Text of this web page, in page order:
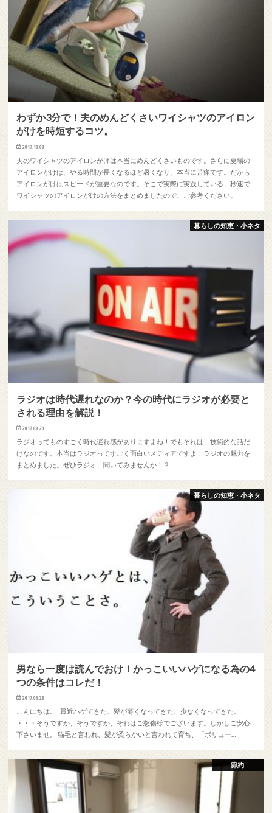
わずか3分で！夫のめんどくさいワイシャツのアイロン
がけを時短するコツ。
2017.10.08
夫のワイシャツのアイロンがけは本当にめんどくさいものです。さらに夏場の
アイロンがけは、やる時間が長くなるほど暑くなり、本当に苦痛です。だから
アイロンがけはスピードが重要なのです。そこで実際に実践している、秒速で
ワイシャツのアイロンがけの方法をまとめましたので、ご参考ください。
暮らしの知恵・小ネタ
ラジオは時代遅れなのか？今の時代にラジオが必要と
される理由を解説！
2017.08.23
ラジオってものすごく時代遅れ感がありますよね！でもそれは、技術的な話だ
けなのです。本当はラジオってすごく面白いメディアですよ！ラジオの魅力を
まとめました。ぜひラジオ、聞いてみませんか！？
暮らしの知恵・小ネタ
男なら一度は読んでおけ！かっこいいハゲになる為の4
つの条件はコレだ！
2017.06.28
こんにちは。 最近ハゲてきた、髪が薄くなってきた、少なくなってきた。
・・・そうですか、そうですか、それはご愁傷様でございます。しかしご安心
下さいませ。 猫毛と言われ、髪が柔らかいと言われて育ち、「ボリュー…
節約